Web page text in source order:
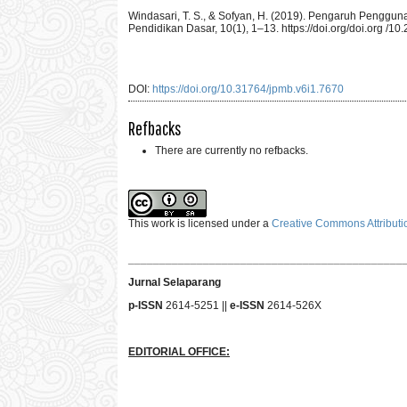
Windasari, T. S., & Sofyan, H. (2019). Pengaruh
Pendidikan Dasar, 10(1), 1–13. https://doi.org/doi.org /
DOI: https://doi.org/10.31764/jpmb.v6i1.7670
Refbacks
There are currently no refbacks.
This work is licensed under a Creative Commons
Jurnal Selaparang
p-ISSN 2614-5251 || e-ISSN 2614-526X
EDITORIAL OFFICE: